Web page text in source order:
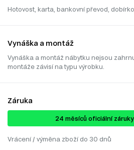
Hotovost, karta, bankovní převod,
Vynáška a montáž
Vynáška a montáž nábytku nejsou
montáže závisí na typu výrobku.
Záruka
24 ​​​​měsíců oficiální
Vrácení / výměna zboží do 30 dnů